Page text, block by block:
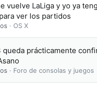
vuelve LaLiga y yo ya
ver los partidos
OS X
queda prácticamente
Foro de consolas y juegos